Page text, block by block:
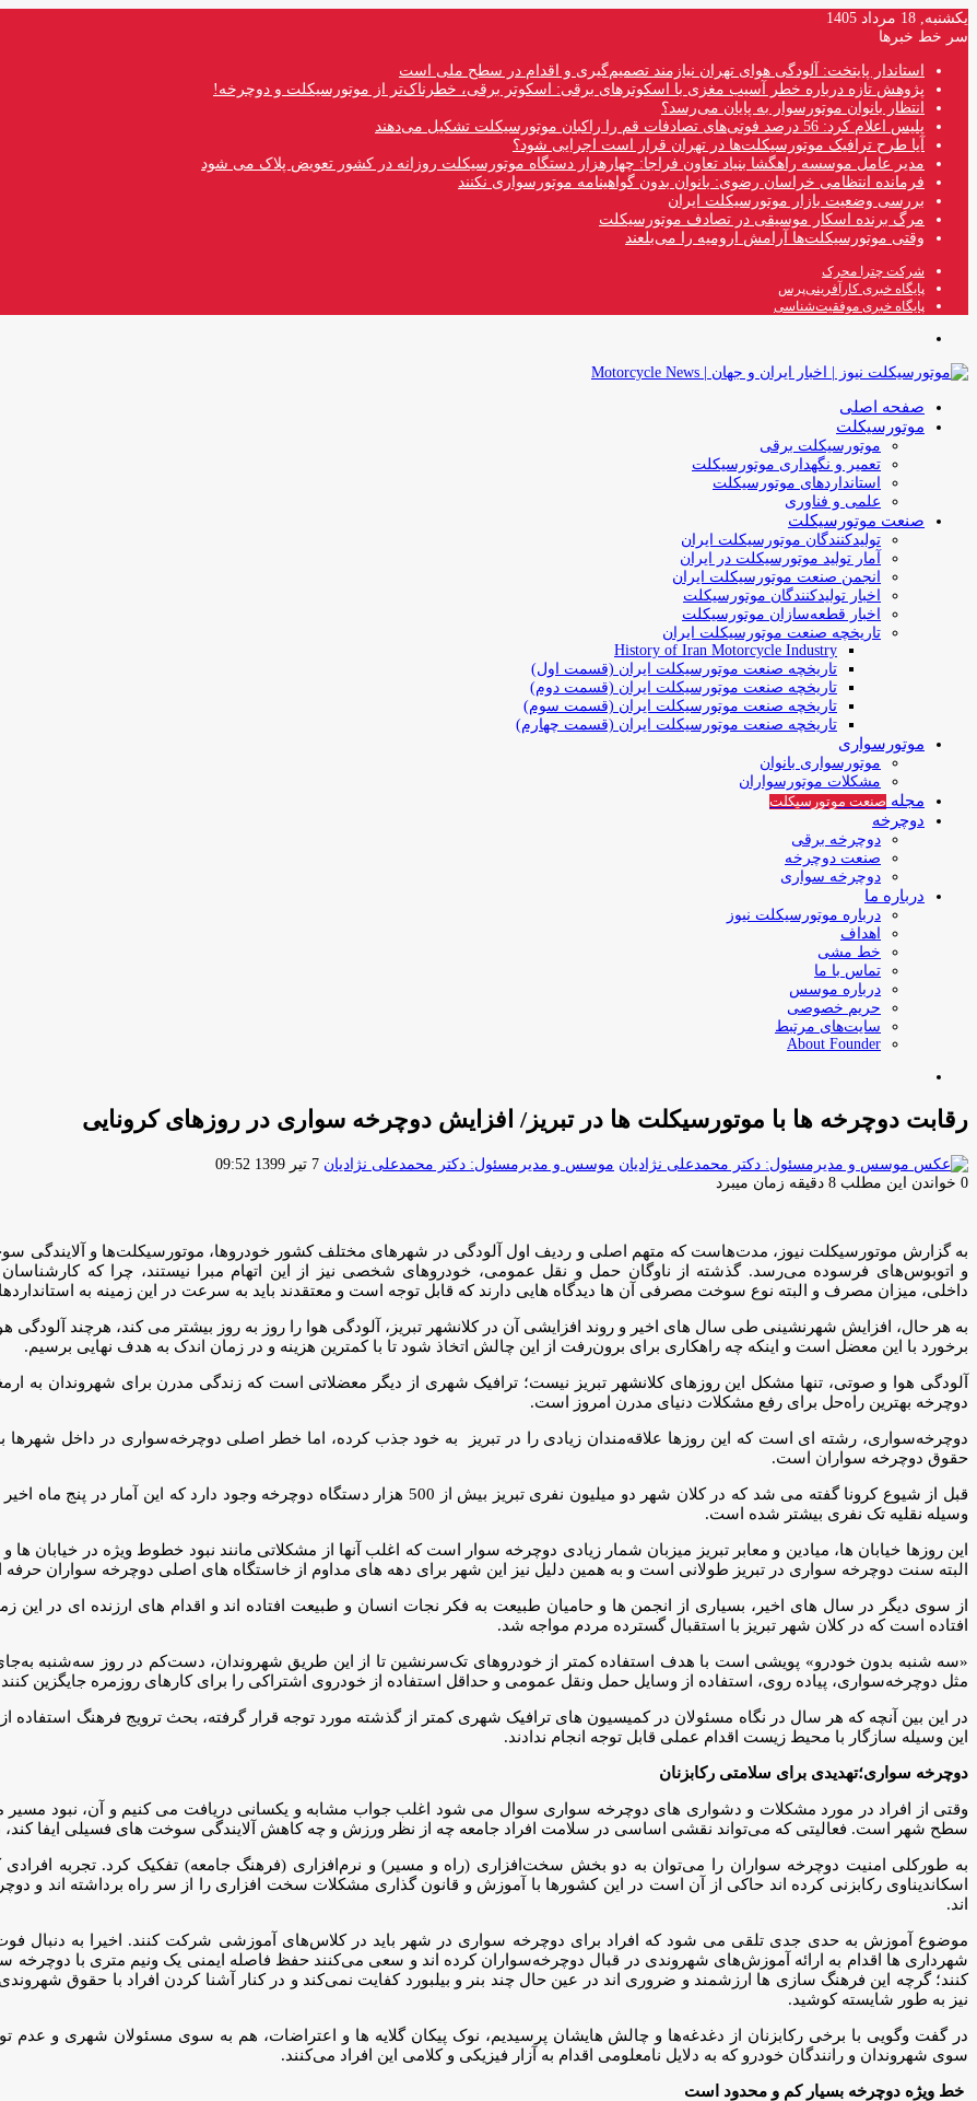
یکشنبه, 18 مرداد 1405
سر خط خبرها
استاندار پایتخت: آلودگی هوای تهران نیازمند تصمیم‌گیری و اقدام در سطح ملی است
پژوهش تازه درباره خطر آسیب مغزی با اسکوترهای برقی: اسکوتر برقی، خطرناک‌تر از موتورسیکلت و دوچرخه!
انتظار بانوان موتورسوار به پایان می‌رسد؟
پلیس اعلام کرد: 56 درصد فوتی‌های تصادفات قم را راکبان موتورسیکلت تشکیل می‌دهند
آیا طرح ترافیک موتورسیکلت‌ها در تهران قرار است اجرایی شود؟
مدیر عامل موسسه راهگشا بنیاد تعاون فراجا: چهارهزار دستگاه موتورسیکلت روزانه در کشور تعویض پلاک می شود
فرمانده انتظامی خراسان رضوی: بانوان بدون گواهینامه موتورسواری نکنند
بررسی وضعیت بازار موتورسیکلت ایران
مرگ برنده اسکار موسیقی در تصادف موتورسیکلت
وقتی موتورسیکلت‌ها آرامش ارومیه را می‌بلعند
شرکت چترا محرک
پایگاه خبری کارآفرینی‌پرس
پایگاه خبری موفقیت‌شناسی
صفحه اصلی
موتورسیکلت
موتورسیکلت برقی
تعمیر و نگهداری موتورسیکلت
استانداردهای موتورسیکلت
علمی و فناوری
صنعت موتورسیکلت
تولیدکنندگان موتورسیکلت ایران
آمار تولید موتورسیکلت در ایران
انجمن صنعت موتورسیکلت ایران
اخبار تولیدکنندگان موتورسیکلت
اخبار قطعه‌سازان موتورسیکلت
تاریخچه صنعت موتورسیکلت ایران
History of Iran Motorcycle Industry
تاریخچه صنعت موتورسیکلت ایران (قسمت اول)
تاریخچه صنعت موتورسیکلت ایران (قسمت دوم)
تاریخچه صنعت موتورسیکلت ایران (قسمت سوم)
تاریخچه صنعت موتورسیکلت ایران (قسمت چهارم)
موتورسواری
موتورسواری بانوان
مشکلات موتورسواران
مجله صنعت موتورسیکلت
دوچرخه
دوچرخه برقی
صنعت دوچرخه
دوچرخه سواری
درباره ما
درباره موتورسیکلت نیوز
اهداف
خط مشی
تماس با ما
درباره موسس
حریم خصوصی
سایت‌های مرتبط
About Founder
رقابت دوچرخه ها با موتورسيكلت ها در تبريز/ افزايش دوچرخه سوارى در روزهاى كرونايى
موسس و مدیرمسئول: دکتر محمدعلی نژادیان ارسال
7 تیر 1399 09:52
0 خواندن این مطلب 8 دقیقه زمان میبرد
به گزارش موتورسيكلت نيوز، مدت‌هاست که متهم اصلی و ردیف اول آلودگی در شهرهای مختلف کشور خودروها، موتورسیکلت‌ها و آلایندگی
و اتوبوس‌های فرسوده می‌رسد. گذشته از ناوگان حمل و نقل عمومی، خودروهای شخصی نیز از این اتهام مبرا نیستند، چرا که کارشناسان
داخلی، میزان مصرف و البته نوع سوخت مصرفی آن ها دیدگاه هایی دارند که قابل توجه است و معتقدند باید به سرعت در این زمینه به
به هر حال، افزایش شهرنشینی طی سال های اخیر و روند افزایشی آن در کلانشهر تبریز، آلودگی هوا را روز به روز بیشتر می کند، هرچند
برخورد با این معضل است و اینکه چه راهکاری برای برون‌رفت از این چالش اتخاذ شود تا با کمترین هزینه و در زمان اندک به هدف نهایی برسیم.
آلودگی هوا و صوتی، تنها مشکل این روزهای کلانشهر تبریز نیست؛ ترافیک شهری از دیگر معضلاتی است که زندگی مدرن برای شهروندان به
دوچرخه بهترین راه‌حل برای رفع مشکلات دنیای مدرن امروز است.
دوچرخه‌سواری، رشته ای است که این روزها علاقه‌مندان زیادی را در تبریز به خود جذب کرده، اما خطر اصلی دوچرخه‌سواری در داخل شهرها
حقوق دوچرخه سواران است.
قبل از شیوع کرونا گفته می شد که در کلان شهر دو میلیون نفری تبریز بیش از 500 هزار دستگاه دوچرخه
وسیله نقلیه تک نفری بیشتر شده است.
این روزها خیابان ها، میادین و معابر تبریز میزبان شمار زیادی دوچرخه سوار است که اغلب آنها از مشکلاتی مانند نبود خطوط ویژه در خیابان ها
البته سنت دوچرخه سواری در تبریز طولانی است و به همین دلیل نیز این شهر برای دهه های مداوم از خاستگاه های اصلی دوچرخه سواران حرفه
از سوی دیگر در سال های اخیر، بسیاری از انجمن ها و حامیان طبیعت به فکر نجات انسان و طبیعت افتاده اند و اقدام های ارزنده ای در این
افتاده است که در کلان شهر تبریز با استقبال گسترده مردم مواجه شد.
«سه شنبه بدون خودرو» پویشی است با هدف استفاده کمتر از خودروهای تک‌سرنشین تا از این طریق شهروندان، دست‌کم در روز سه‌شنبه
مثل دوچرخه‌سواری، پیاده روی، استفاده از وسایل حمل ونقل عمومی و حداقل استفاده از خودروی اشتراکی را برای کارهای روزمره جایگزین کنند
در این بین آنچه که هر سال در نگاه مسئولان در کمیسیون های ترافیک شهری کمتر از گذشته مورد توجه قرار گرفته، بحث ترویج فرهنگ استفاده
این وسیله سازگار با محیط زیست اقدام عملی قابل توجه انجام ندادند.
دوچرخه سواری؛تهدیدی برای سلامتی رکابزنان
وقتی از افراد در مورد مشکلات و دشواری های دوچرخه سواری سوال می شود اغلب جواب مشابه و یکسانی دریافت می کنیم و آن، نبود
سطح شهر است. فعالیتی که می‌تواند نقشی اساسی در سلامت افراد جامعه چه از نظر ورزش و چه کاهش آلایندگی سوخت های فسیلی ایفا کند،
به طورکلی امنیت دوچرخه سواران را می‌توان به دو بخش سخت‌افزاری (راه و مسیر) و نرم‌افزاری (فرهنگ جامعه) تفکیک کرد. تجربه افرادی
اسکاندیناوی رکابزنی کرده اند حاکی از آن است در این کشورها با آموزش و قانون گذاری مشکلات سخت افزاری را از سر راه برداشته اند و
اند.
موضوع آموزش به حدی جدی تلقی می شود که افراد برای دوچرخه سواری در شهر باید در کلاس‌های آموزشی شرکت کنند. اخیرا به دنبال
شهرداری ها اقدام به ارائه آموزش‌های شهروندی در قبال دوچرخه‌سواران کرده اند و سعی می‌کنند حفظ فاصله ایمنی یک ونیم متری با دوچرخه
کنند؛ گرچه این فرهنگ سازی ها ارزشمند و ضروری اند در عین حال چند بنر و بیلبورد کفایت نمی‌کند و در کنار آشنا کردن افراد با حقوق
نیز به طور شایسته کوشید.
در گفت وگویی با برخی رکابزنان از دغدغه‌ها و چالش هایشان پرسیدیم، نوک پیکان گلایه ها و اعتراضات، هم به سوی مسئولان شهری و عدم
سوی شهروندان و رانندگان خودرو که به دلایل نامعلومی اقدام به آزار فیزیکی و کلامی این افراد می‌کنند.
خط ویژه دوچرخه بسیار کم و محدود است